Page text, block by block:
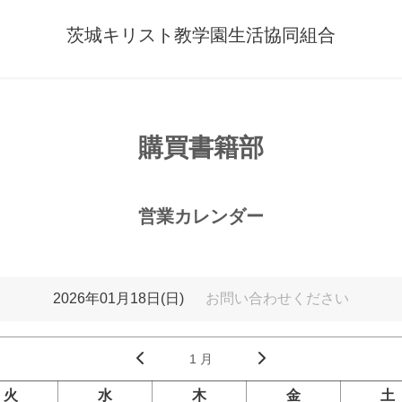
茨城キリスト教学園生活協同組合
購買書籍部
営業カレンダー
2026年01月18日(日) お問い合わせください
1 月
火 水 木 金 土